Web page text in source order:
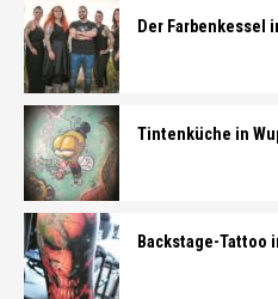
Der Farbenkessel
Tintenküche in
Backstage-Tattoo